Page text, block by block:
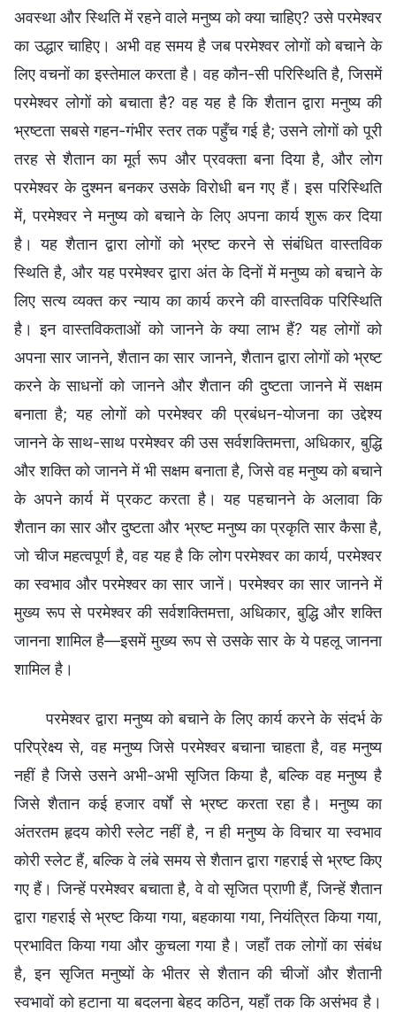
अवस्था और स्थिति में रहने वाले मनुष्य को क्या चाहिए? उसे परमेश्वर
का उद्धार चाहिए। अभी वह समय है जब परमेश्वर लोगों को बचाने के
लिए वचनों का इस्तेमाल करता है। वह कौन-सी परिस्थिति है, जिसमें
परमेश्वर लोगों को बचाता है? वह यह है कि शैतान द्वारा मनुष्य की
भ्रष्टता सबसे गहन-गंभीर स्तर तक पहुँच गई है; उसने लोगों को पूरी
तरह से शैतान का मूर्त रूप और प्रवक्ता बना दिया है, और लोग
परमेश्वर के दुश्मन बनकर उसके विरोधी बन गए हैं। इस परिस्थिति
में, परमेश्वर ने मनुष्य को बचाने के लिए अपना कार्य शुरू कर दिया
है। यह शैतान द्वारा लोगों को भ्रष्ट करने से संबंधित वास्तविक
स्थिति है, और यह परमेश्वर द्वारा अंत के दिनों में मनुष्य को बचाने के
लिए सत्य व्यक्त कर न्याय का कार्य करने की वास्तविक परिस्थिति
है। इन वास्तविकताओं को जानने के क्या लाभ हैं? यह लोगों को
अपना सार जानने, शैतान का सार जानने, शैतान द्वारा लोगों को भ्रष्ट
करने के साधनों को जानने और शैतान की दुष्टता जानने में सक्षम
बनाता है; यह लोगों को परमेश्वर की प्रबंधन-योजना का उद्देश्य
जानने के साथ-साथ परमेश्वर की उस सर्वशक्तिमत्ता, अधिकार, बुद्धि
और शक्ति को जानने में भी सक्षम बनाता है, जिसे वह मनुष्य को बचाने
के अपने कार्य में प्रकट करता है। यह पहचानने के अलावा कि
शैतान का सार और दुष्टता और भ्रष्ट मनुष्य का प्रकृति सार कैसा है,
जो चीज महत्वपूर्ण है, वह यह है कि लोग परमेश्वर का कार्य, परमेश्वर
का स्वभाव और परमेश्वर का सार जानें। परमेश्वर का सार जानने में
मुख्य रूप से परमेश्वर की सर्वशक्तिमत्ता, अधिकार, बुद्धि और शक्ति
जानना शामिल है—इसमें मुख्य रूप से उसके सार के ये पहलू जानना
शामिल है।
परमेश्वर द्वारा मनुष्य को बचाने के लिए कार्य करने के संदर्भ के
परिप्रेक्ष्य से, वह मनुष्य जिसे परमेश्वर बचाना चाहता है, वह मनुष्य
नहीं है जिसे उसने अभी-अभी सृजित किया है, बल्कि वह मनुष्य है
जिसे शैतान कई हजार वर्षों से भ्रष्ट करता रहा है। मनुष्य का
अंतरतम हृदय कोरी स्लेट नहीं है, न ही मनुष्य के विचार या स्वभाव
कोरी स्लेट हैं, बल्कि वे लंबे समय से शैतान द्वारा गहराई से भ्रष्ट किए
गए हैं। जिन्हें परमेश्वर बचाता है, वे वो सृजित प्राणी हैं, जिन्हें शैतान
द्वारा गहराई से भ्रष्ट किया गया, बहकाया गया, नियंत्रित किया गया,
प्रभावित किया गया और कुचला गया है। जहाँ तक लोगों का संबंध
है, इन सृजित मनुष्यों के भीतर से शैतान की चीजों और शैतानी
स्वभावों को हटाना या बदलना बेहद कठिन, यहाँ तक कि असंभव है।